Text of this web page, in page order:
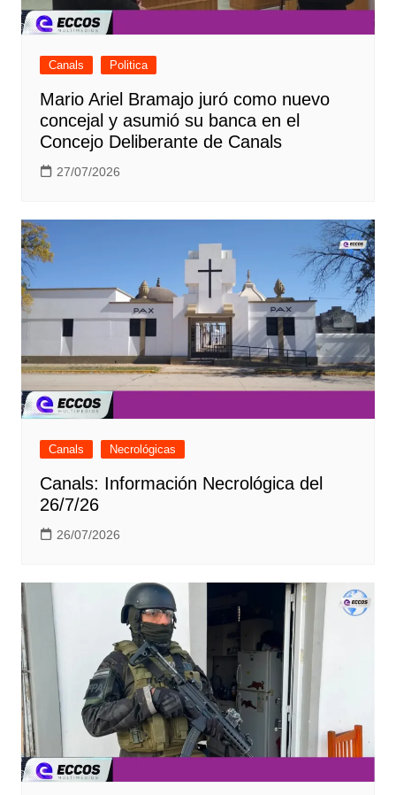
Canals Politica
Mario Ariel Bramajo juró como nuevo
concejal y asumió su banca en el
Concejo Deliberante de Canals
27/07/2026
Canals Necrológicas
Canals: Información Necrológica del
26/7/26
26/07/2026